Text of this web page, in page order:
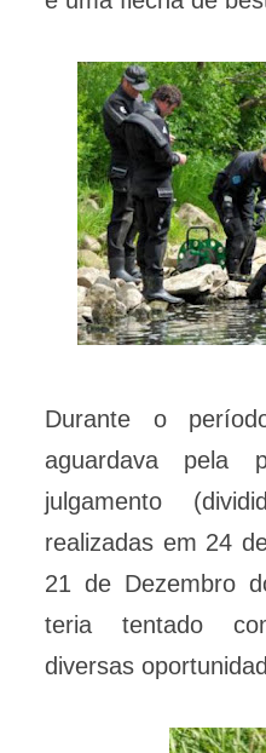
Durante o
aguardava pela
julgamento
realizadas em 24
21 de Dezembro
teria tentado
diversas